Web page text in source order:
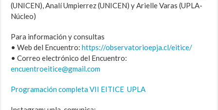
(UNICEN), Analí Umpierrez (UNICEN) y Arielle Varas (UPLA-
Núcleo)
Para información y consultas
• Web del Encuentro:https://observatorioepja.cl/eitice/
• Correo electrónico del Encuentro:
encuentroeitice@gmail.com
Programación completa VII EITICE UPLA